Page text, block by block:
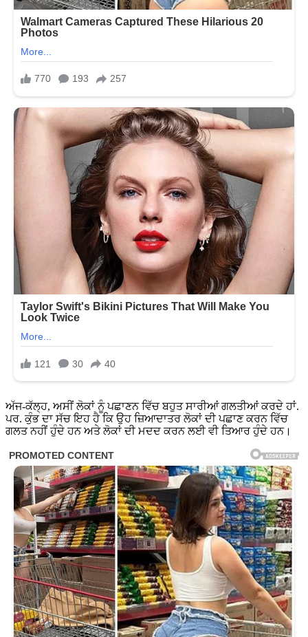
ਅੱਜ-ਕੱਲ੍ਹ, ਅਸੀਂ ਲੋਕਾਂ ਨੂੰ ਪਛਾਣਨ ਵਿੱਚ ਬਹੁਤ ਸਾਰੀਆਂ ਗਲਤੀਆਂ ਕਰਦੇ ਹਾਂ.
ਪਰ. ਕੁੰਭ ਦਾ ਸੱਚ ਇਹ ਹੈ ਕਿ ਉਹ ਜ਼ਿਆਦਾਤਰ ਲੋਕਾਂ ਦੀ ਪਛਾਣ ਕਰਨ ਵਿੱਚ
ਗਲਤ ਨਹੀਂ ਹੁੰਦੇ ਹਨ ਅਤੇ ਲੋਕਾਂ ਦੀ ਮਦਦ ਕਰਨ ਲਈ ਵੀ ਤਿਆਰ ਹੁੰਦੇ ਹਨ।